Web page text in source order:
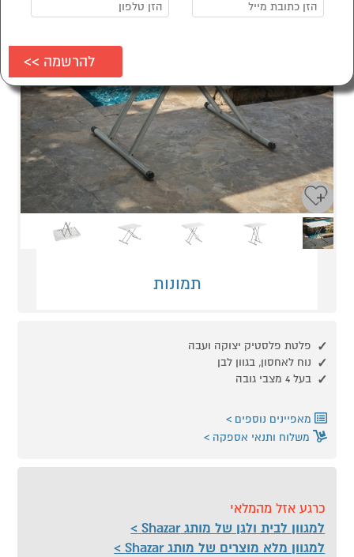
תמונות
פלטת פלסטיק יצוקה ועבה
נוח לאחסון, בגוון לבן
בעל 4 מצבי גובה
מאפיינים נוספים
משלוח ותנאי אספקה
כרגע אזל מהמלאי
למגוון לבית ולגן של מותג Shazar
למגוון מלא מוצרים של מותג Shazar